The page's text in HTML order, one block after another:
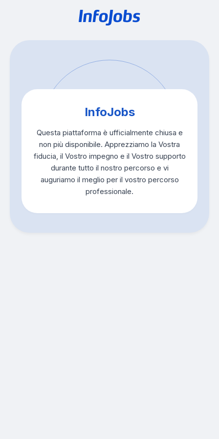
InfoJobs
Questa piattaforma è ufficialmente chiusa e
non più disponibile. Apprezziamo la Vostra
fiducia, il Vostro impegno e il Vostro supporto
durante tutto il nostro percorso e vi
auguriamo il meglio per il vostro percorso
professionale.